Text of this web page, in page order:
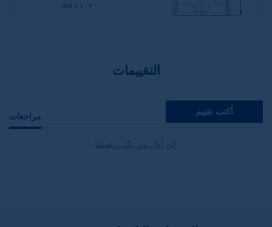
التقييمات
مراجعات أكتب تقييم
كن أول من يكتب تقييمًا